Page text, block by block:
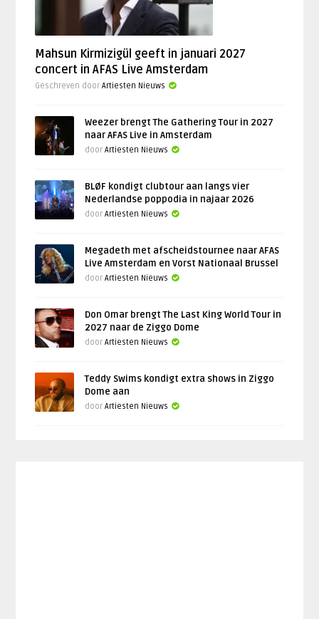
Mahsun Kirmizigül geeft in januari 2027
concert in AFAS Live Amsterdam
Geschreven doorArtiesten Nieuws
Weezer brengt The Gathering Tour in 2027
naar AFAS Live in Amsterdam
doorArtiesten Nieuws
BLØF kondigt clubtour aan langs vier
Nederlandse poppodia in najaar 2026
doorArtiesten Nieuws
Megadeth met afscheidstournee naar AFAS
Live Amsterdam en Vorst Nationaal Brussel
doorArtiesten Nieuws
Don Omar brengt The Last King World Tour in
2027 naar de Ziggo Dome
doorArtiesten Nieuws
Teddy Swims kondigt extra shows in Ziggo
Dome aan
doorArtiesten Nieuws